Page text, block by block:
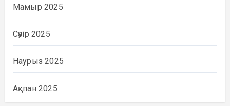
Мамыр 2025
Сәуір 2025
Наурыз 2025
Ақпан 2025